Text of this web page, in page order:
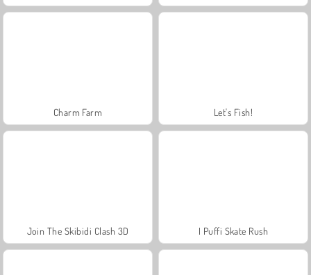
Charm Farm Let's Fish!
Join The Skibidi Clash 3D I Puffi Skate Rush